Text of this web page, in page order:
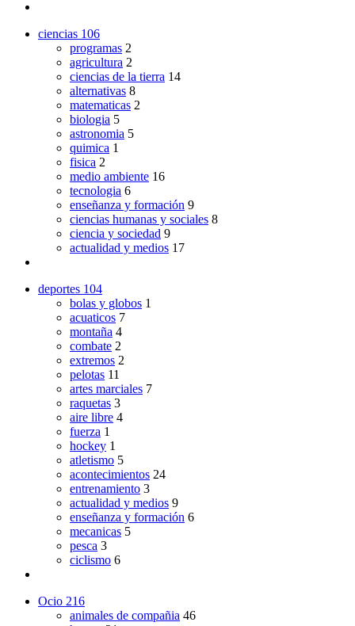
ciencias 106
programas 2
agricultura 2
ciencias de la tierra 14
alternativas 8
matematicas 2
biologia 5
astronomia 5
quimica 1
fisica 2
medio ambiente 16
tecnologia 6
enseñanza y formación 9
ciencias humanas y sociales 8
ciencia y sociedad 9
actualidad y medios 17
deportes 104
bolas y globos 1
acuaticos 7
montaña 4
combate 2
extremos 2
pelotas 11
artes marciales 7
raquetas 3
aire libre 4
fuerza 1
hockey 1
atletismo 5
acontecimientos 24
entrenamiento 3
actualidad y medios 9
enseñanza y formación 6
mecanicas 5
pesca 3
ciclismo 6
Ocio 216
animales de compañia 46